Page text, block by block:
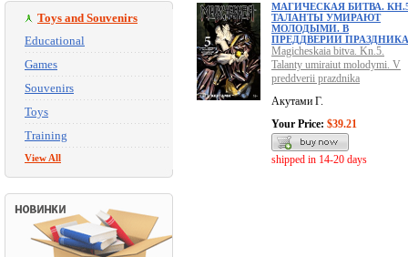
Toys and Souvenirs
Educational
Games
Souvenirs
Toys
Training
View All
МАГИЧЕСКАЯ БИТВА.
ТАЛАНТЫ УМИРАЮТ
МОЛОДЫМИ. В
ПРЕДДВЕРИИ ПРАЗДНИКА
Magicheskaia bitva. Kn.5.
Talanty umiraiut molodymi. V
preddverii prazdnika
Акутами Г.
Your Price: $39.21
shipped in 14-20 days